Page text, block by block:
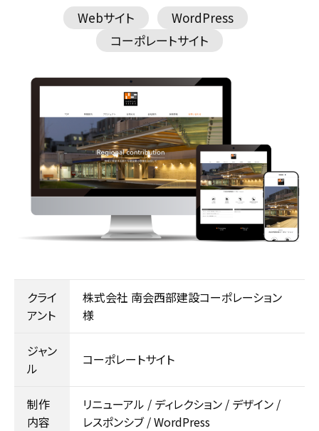
Webサイト
WordPress
コーポレートサイト
クライ
アント
株式会社 南会西部建設コーポレーション
様
ジャン
ル
コーポレートサイト
制作
内容
リニューアル / ディレクション / デザイン /
レスポンシブ / WordPress